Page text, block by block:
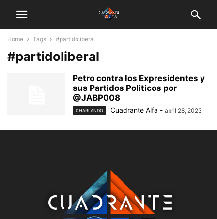
Home Tags #partidoliberal
#partidoliberal
Petro contra los Expresidentes y
sus Partidos Politicos por
@JABP008
CHARLANDO Cuadrante Alfa - abril 28, 2023